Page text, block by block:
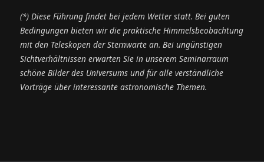
(*) Diese Führung findet bei jedem Wetter statt. Bei guten
Bedingungen bieten wir die praktische Himmelsbeobachtung
mit den Teleskopen der Sternwarte an. Bei ungünstigen
Sichtverhältnissen erwarten Sie in unserem Seminarraum
schöne Bilder des Universums und für alle verständliche
Vorträge über interessante astronomische Themen.